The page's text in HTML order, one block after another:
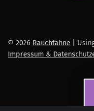
© 2026 Rauchfahne
Impressum &